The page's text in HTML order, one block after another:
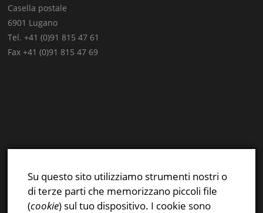
Casella postale
6901 Lugano
Tel. +41 (0)91 815 47 61
Fax +41 (0)91 815 47 69
Instagram
Privacy & Cookies Policy
Su questo sito utilizziamo strumenti nostri o
di terze parti che memorizzano piccoli file
(cookie) sul tuo dispositivo. I cookie sono